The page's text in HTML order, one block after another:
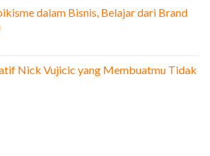
dalam Bisnis, Belajar dari Brand
Nick Vujicic yang Membuatmu Tidak